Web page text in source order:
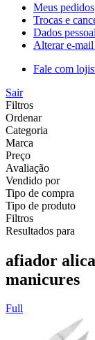
Meus pedidos
Trocas e
Dados
Alterar e-
Fale com
Sair
Filtros
Ordenar
Categoria
Marca
Preço
Avaliação
Vendido por
Tipo de compra
Tipo de produto
Filtros
Resultados para
afiador
manicures
Full